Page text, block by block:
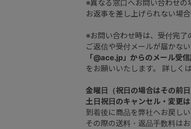
※異なる窓口へお問い合わせの
お返事を差し上げられない場
※お問い合わせ時は、受付完了
ご返信や受付メールが届かない
「@ace.jp」からのメール受
をお願いいたします。 詳しくは
金曜日（祝日の場合はその前日
土日祝日のキャンセル・変更
到着後に商品を弊社へお戻し
その際の送料・返品手数料は